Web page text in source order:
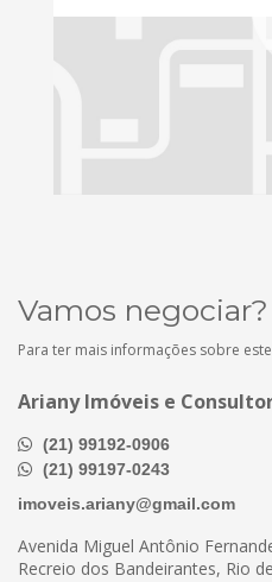
Vamos negociar?
Para ter mais informações sobre
Ariany Imóveis e
(21) 99192-0906
(21) 99197-0243
imoveis.ariany@gmail.com
Avenida Miguel Antônio
Recreio dos Bandeirantes, Rio